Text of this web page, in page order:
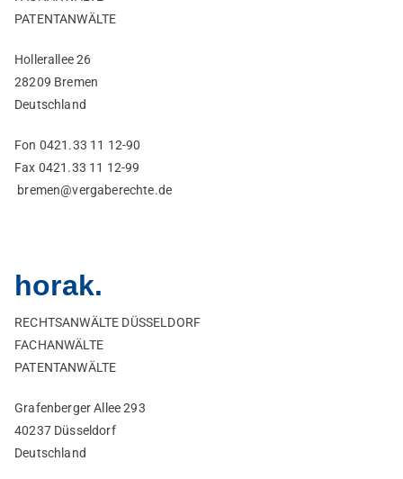
PATENTANWÄLTE
Hollerallee 26
28209 Bremen
Deutschland
Fon 0421.33 11 12-90
Fax 0421.33 11 12-99
bremen@vergaberechte.de
horak.
RECHTSANWÄLTE DÜSSELDORF
FACHANWÄLTE
PATENTANWÄLTE
Grafenberger Allee 293
40237 Düsseldorf
Deutschland